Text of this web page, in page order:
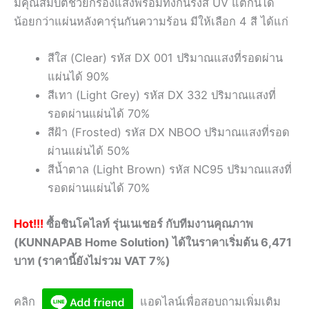
น้อยกว่าแผ่นหลังคารุ่นกันความร้อน มีให้เลือก 4 สี ได้แก่
สีใส (Clear) รหัส DX 001 ปริมาณแสงที่รอดผ่าน
แผ่นได้ 90%
สีเทา (Light Grey) รหัส DX 332 ปริมาณแสงที่
รอดผ่านแผ่นได้ 70%
สีฝ้า (Frosted) รหัส DX NBOO ปริมาณแสงที่รอด
ผ่านแผ่นได้ 50%
สีน้ำตาล (Light Brown) รหัส NC95 ปริมาณแสงที่
รอดผ่านแผ่นได้ 70%
Hot!!! ซื้อชินโคไลท์ รุ่นเนเชอร์ กับทีมงานคุณภาพ
(KUNNAPAB Home Solution) ได้ในราคาเริ่มต้น 6,471
บาท (ราคานี้ยังไม่รวม VAT 7%)
คลิก
แอดไลน์เพื่อสอบถามเพิ่มเติม